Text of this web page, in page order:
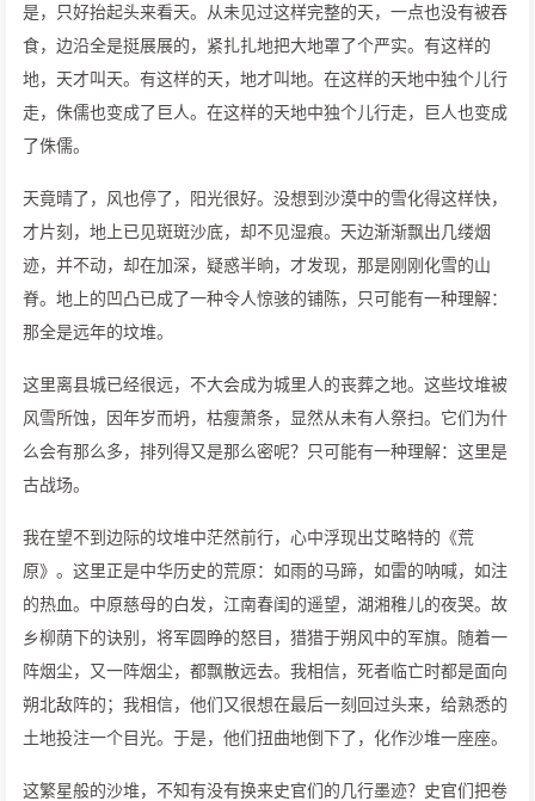
是，只好抬起头来看天。从未见过这样完整的天，一点也没有被吞
食，边沿全是挺展展的，紧扎扎地把大地罩了个严实。有这样的
地，天才叫天。有这样的天，地才叫地。在这样的天地中独个儿行
走，侏儒也变成了巨人。在这样的天地中独个儿行走，巨人也变成
了侏儒。
天竟晴了，风也停了，阳光很好。没想到沙漠中的雪化得这样快，
才片刻，地上已见斑斑沙底，却不见湿痕。天边渐渐飘出几缕烟
迹，并不动，却在加深，疑惑半晌，才发现，那是刚刚化雪的山
脊。地上的凹凸已成了一种令人惊骇的铺陈，只可能有一种理解：
那全是远年的坟堆。
这里离县城已经很远，不大会成为城里人的丧葬之地。这些坟堆被
风雪所蚀，因年岁而坍，枯瘦萧条，显然从未有人祭扫。它们为什
么会有那么多，排列得又是那么密呢？只可能有一种理解：这里是
古战场。
我在望不到边际的坟堆中茫然前行，心中浮现出艾略特的《荒
原》。这里正是中华历史的荒原：如雨的马蹄，如雷的呐喊，如注
的热血。中原慈母的白发，江南春闺的遥望，湖湘稚儿的夜哭。故
乡柳荫下的诀别，将军圆睁的怒目，猎猎于朔风中的军旗。随着一
阵烟尘，又一阵烟尘，都飘散远去。我相信，死者临亡时都是面向
朔北敌阵的；我相信，他们又很想在最后一刻回过头来，给熟悉的
土地投注一个目光。于是，他们扭曲地倒下了，化作沙堆一座座。
这繁星般的沙堆，不知有没有换来史官们的几行墨迹？史官们把卷